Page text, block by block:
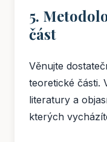
5.
část
Věnujte
teoretické části.
literatury a
kterých